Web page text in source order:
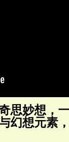
思妙想，
幻想元素